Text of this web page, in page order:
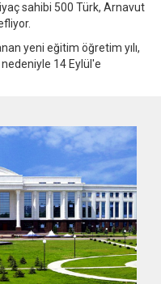
sahibi 500 Türk, Arnavut
yeni eğitim öğretim yılı,
14 Eylül'e